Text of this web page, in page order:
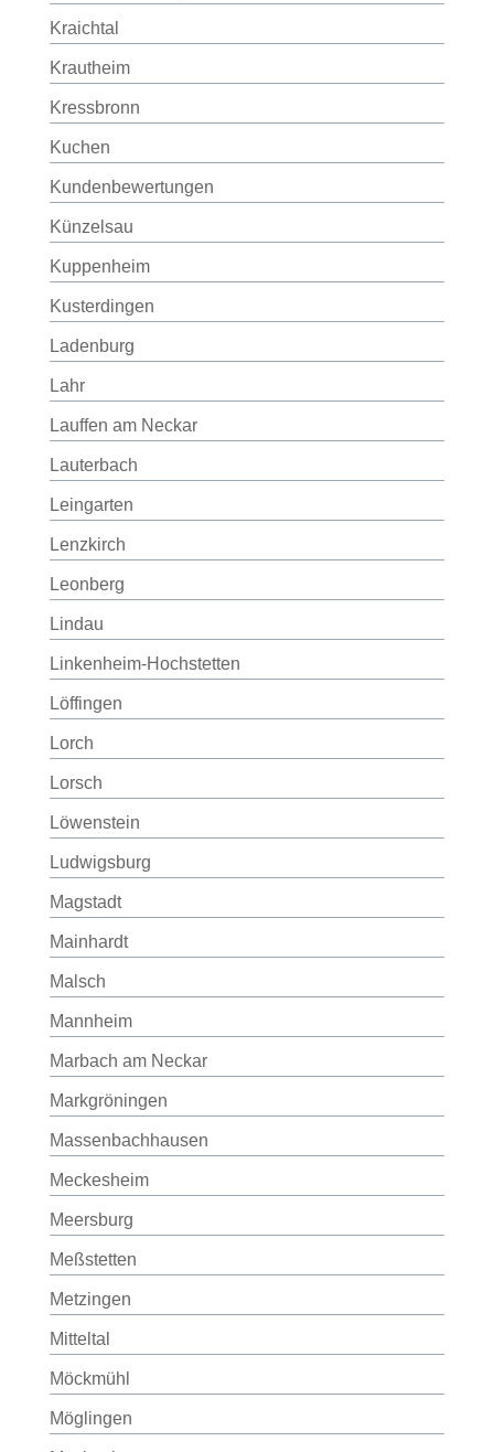
Kraichtal
Krautheim
Kressbronn
Kuchen
Kundenbewertungen
Künzelsau
Kuppenheim
Kusterdingen
Ladenburg
Lahr
Lauffen am Neckar
Lauterbach
Leingarten
Lenzkirch
Leonberg
Lindau
Linkenheim-Hochstetten
Löffingen
Lorch
Lorsch
Löwenstein
Ludwigsburg
Magstadt
Mainhardt
Malsch
Mannheim
Marbach am Neckar
Markgröningen
Massenbachhausen
Meckesheim
Meersburg
Meßstetten
Metzingen
Mitteltal
Möckmühl
Möglingen